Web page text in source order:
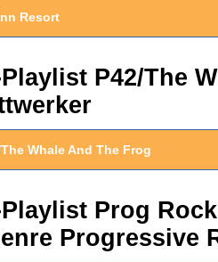
Resort
Playlist P42/The
The Whale And The Frog
Playlist Prog
Progressive